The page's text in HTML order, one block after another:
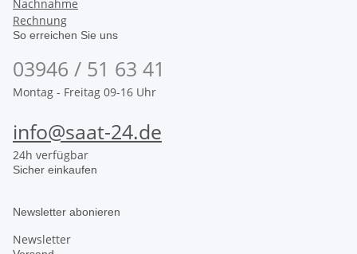
Nachnahme
Rechnung
So erreichen Sie uns
03946 / 51 63 41
Montag - Freitag 09-16 Uhr
info@saat-24.de
24h verfügbar
Sicher einkaufen
Newsletter abonieren
Newsletter